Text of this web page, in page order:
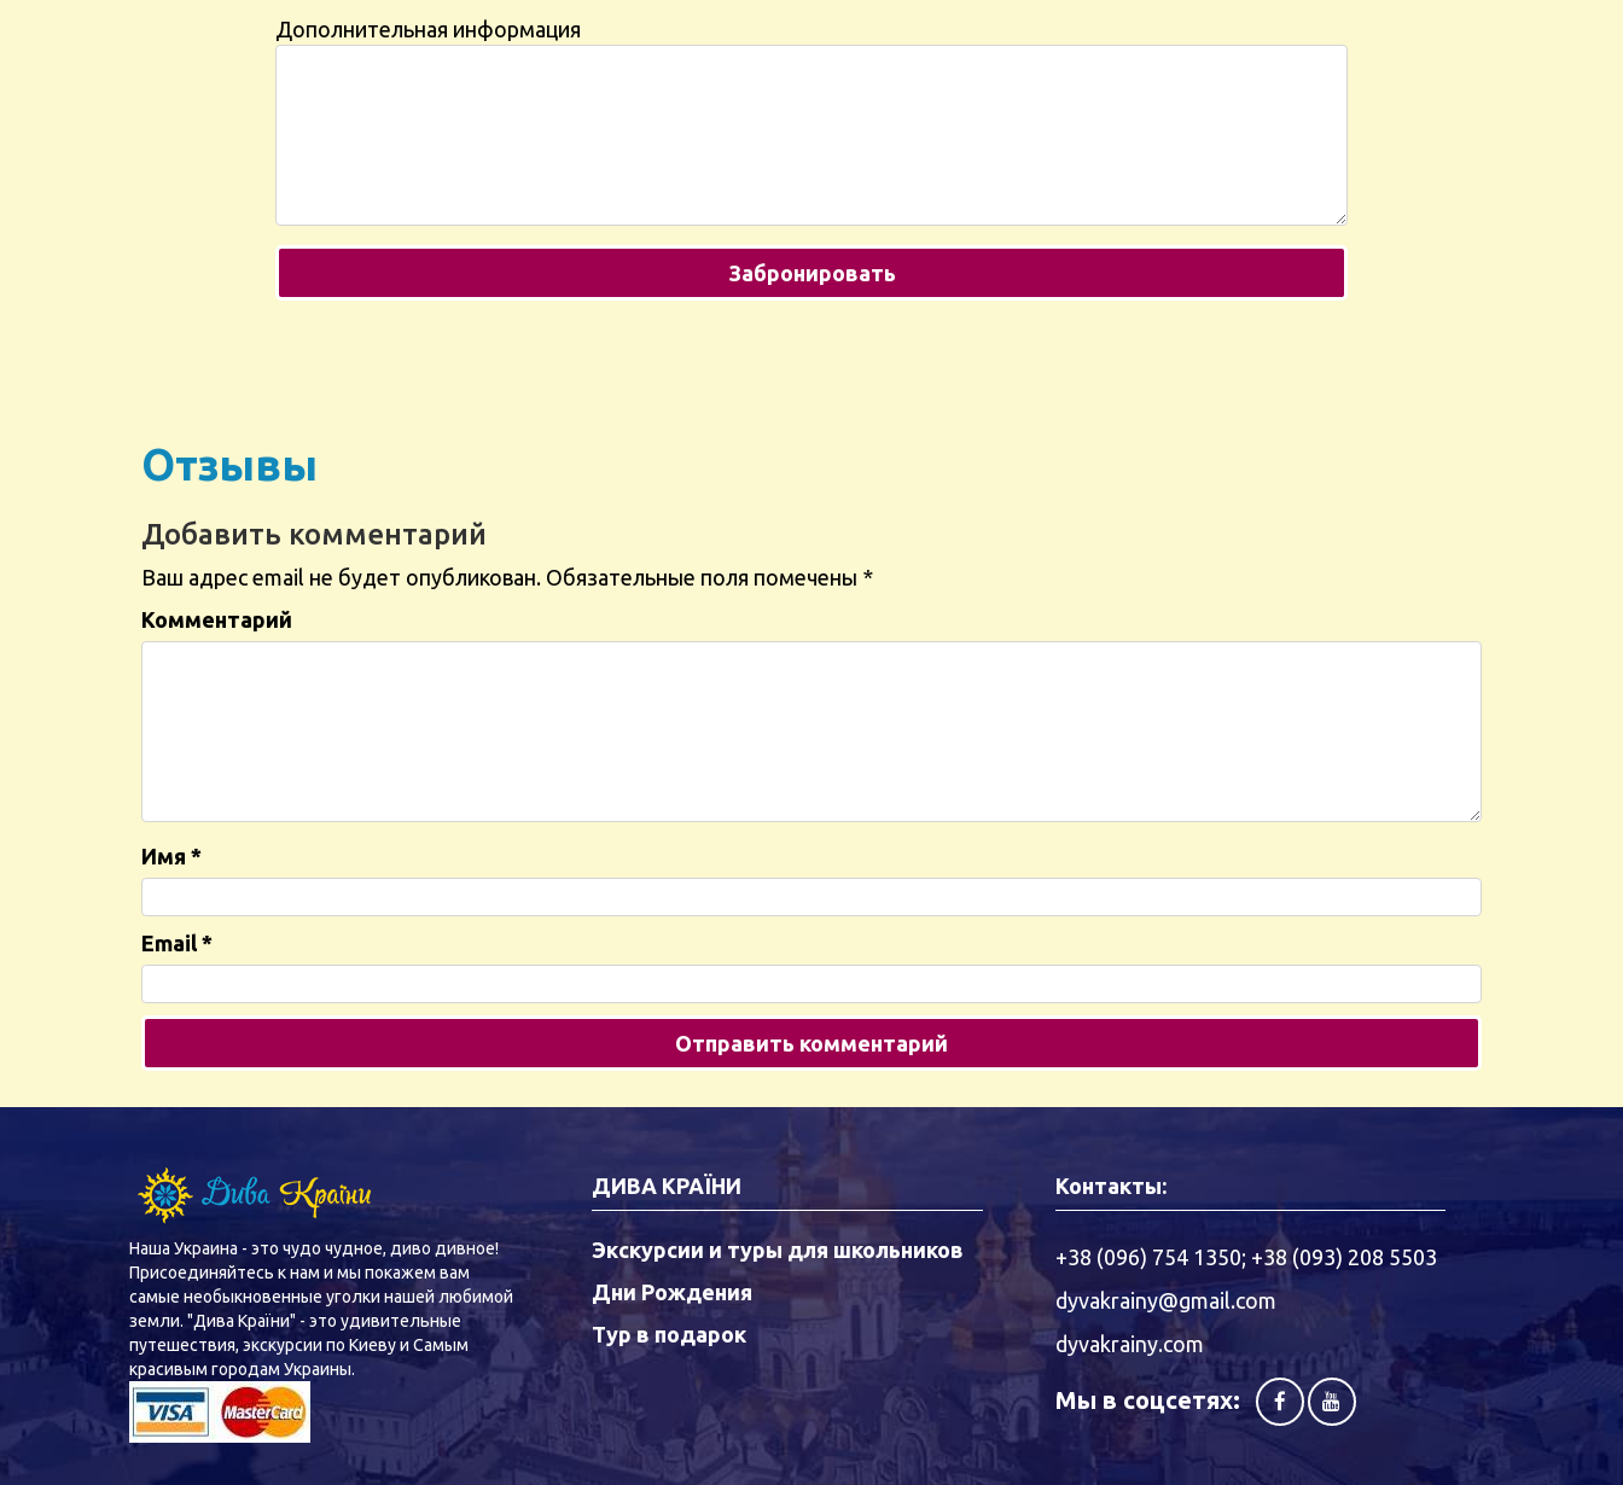
Дополнительная информация
Отзывы
Добавить комментарий
Ваш адрес email не будет опубликован. Обязательные поля помечены *
Комментарий
Имя *
Email *
Наша Украина - это чудо чудное, диво дивное!
Присоединяйтесь к нам и мы покажем вам
самые необыкновенные уголки нашей любимой
земли. "Дива Країни" - это удивительные
путешествия, экскурсии по Киеву и Самым
красивым городам Украины.
ДИВА КРАЇНИ
Экскурсии и туры для школьников
Дни Рождения
Тур в подарок
Контакты:
+38 (096) 754 1350; +38 (093) 208 5503
dyvakrainy@gmail.com
dyvakrainy.com
Мы в соцсетях: